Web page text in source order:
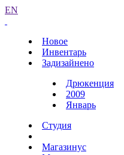
EN
Новое
Инвентарь
Задизайнено
Дрюкенция
2009
Январь
Студия
Магазинус